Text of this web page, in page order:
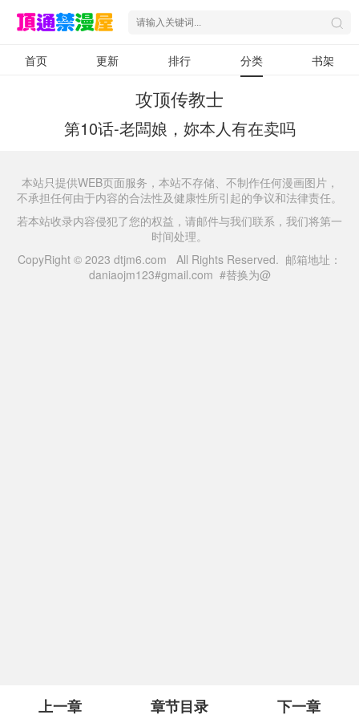
首页 更新 排行 分类 书架
攻顶传教士
第10话-老闆娘，妳本人有在卖吗
上一章 章节目录 下一章
本站只提供WEB页面服务，本站不存储、不制作任何漫画图片，
不承担任何由于内容的合法性及健康性所引起的争议和法律责任。
若本站收录内容侵犯了您的权益，请邮件与我们联系，我们将第一
时间处理。
CopyRight © 2023 dtjm6.com All Rights Reserved. 邮箱地址：
daniaojm123#gmail.com #替换为@